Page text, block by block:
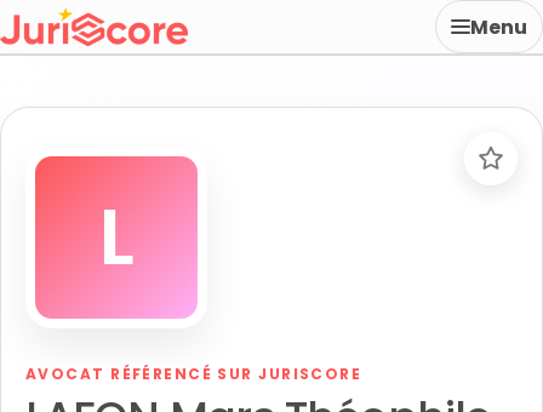
Menu
L
AVOCAT RÉFÉRENCÉ SUR JURISCORE